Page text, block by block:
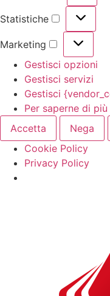
Statistiche
Marketing
Gestisci opzioni
Gestisci servizi
Gestisci
Per saperne di
Accetta
Nega
Cookie Policy
Privacy Policy